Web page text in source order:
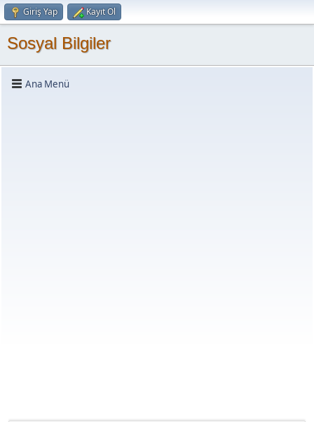
Giriş Yap Kayıt Ol
Sosyal Bilgiler
Ana Menü